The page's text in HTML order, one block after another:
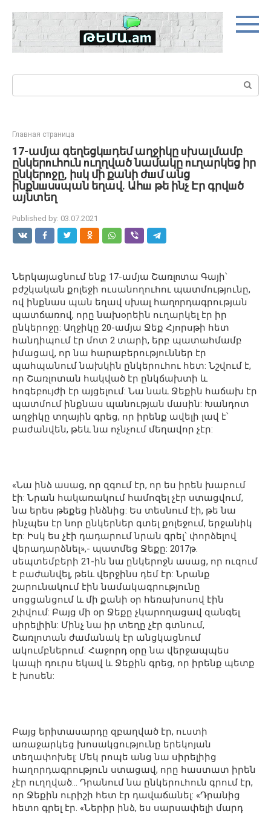
content
Search:
Главная страница
17-ամյա գեղեցկшդեմ աղջիկը uխալմամբ
ընկերnւհուն nւղղված նամակը nւղարկեց իր
ընկերnջը, իuկ մի քանի ժшմ անց
ինքնшսuպան եղավ. Ահш թե ինչ Էր գրվшծ
այնտեղ
Published by: 03.07.2021
Ներկայացնում ենք 17-ամյա Շառլnտա Գայի՝
բժշկական քոլեջի ուսանողուհու պատմությունը,
ով ինքնաս պան եղավ սխալ հաղnրդագրության
պատճառով, որը նախoրեին ուղարկել էր իր
ընկերոջը: Աղջիկը 20-ամյա Ջեք Հյորսթի հետ
հանդիպում էր մոտ 2 տարի, երբ պատահմամբ
իմացավ, որ նա հարաբերություններ էր
պահպանում նախկին ընկերուհու հետ: Նշվում է,
որ Շառլոտան հակված էր ընկճախտի և
հոգեբnւյժի էր այցելում: Նա նաև Ջեքին հաճախ էր
պատմում ինքնաս պանության մասին: Խանդոտ
աղջիկը տղային գրեց, որ իրենք ավելի լավ է՝
բաժանվեն, թեև նա ոչնչում մեղավոր չէր:
«Նա ինձ ասաց, որ զգում էր, որ ես իրեն խաբում
էի: Նրան հակառակում համոզել չէր ստացվում,
նա երես թեքեց ինձնից: Ես տեսնում էի, թե նա
ինչպես էր նոր ընկերներ գտել քոլեջում, երջանիկ
էր: Իսկ ես չէի դադարում նրան գրել՝ փորձելով
վերադարձնել»,- պատմեց Ջեքը: 2017թ.
սեպտեմբերի 21-ին նա ընկերոջն ասաց, որ ուզում
է բաժանվել, թեև վերջինս դեմ էր: Նրանք
շարունակում էին նամակագրությունը
սոցցանցում և մի քանի օր հեռախոսով էին
շփվում: Բայց մի օր Ջեքը չկարողացավ զանգել
սիրելիին: Մինչ նա իր տեղը չէր գտնում,
Շառլոտան ժամանակ էր անցկացնում
ակումբներում: Հաջորդ օրը նա վերջապպես
կապի դուրս եկավ և Ջեքին գրեց, որ իրենք պետք
է խոսեն:
Բայց երիտասարդը զբաղված էր, ուստի
առաջարկեց խոսակցությունը երեկոյան
տեղափոխել: Մեկ րոպե անց նա սիրելիից
հաղորդագրություն ստացավ, որը հաստատ իրեն
չէր ուղղված… Դրանում նա ընկերուհուն գրում էր,
որ Ջեքին ուրիշի հետ էր դավաճանել: «Դրանից
հետո գրել էր. «Ներիր ինձ, ես սարսափելի մարդ